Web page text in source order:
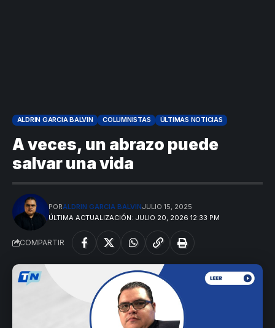
ALDRIN GARCIA BALVIN COLUMNISTAS ÚLTIMAS NOTICIAS
A veces, un abrazo puede
salvar una vida
ÚLTIMA ACTUALIZACIÓN: JULIO 20, 2026 12:33 PM
PORALDRIN GARCIA BALVINJULIO 15, 2025
COMPARTIR